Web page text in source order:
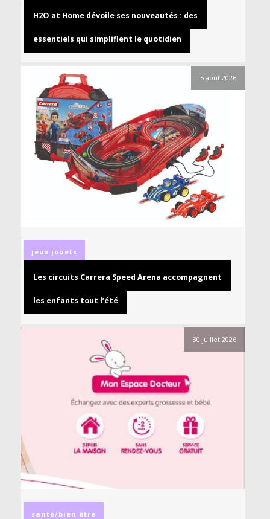
H2O at Home dévoile ses nouveautés : des
essentiels qui simplifient le quotidien
5 août 2026
jeux jouets
Les circuits Carrera Speed Arena accompagnent
les enfants tout l’été
30 juillet 2026
santé/bien être